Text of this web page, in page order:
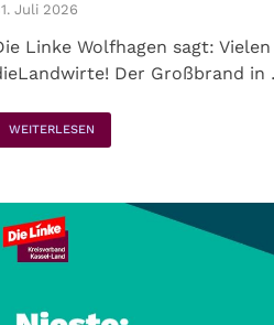
Juli 2026
Linke Wolfhagen sagt:
Der Großbrand in
WEITERLESEN